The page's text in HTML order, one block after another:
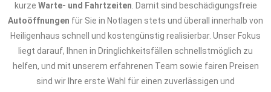
kurze Warte- und Fahrtzeiten . Damit sind beschädigungsfreie
Autoöffnungen für Sie in Notlagen stets und überall innerhalb von
Heiligenhaus schnell und kostengünstig realisierbar. Unser Fokus
liegt darauf, Ihnen in Dringlichkeitsfällen schnellstmöglich zu
helfen, und mit unserem erfahrenen Team sowie fairen Preisen
sind wir Ihre erste Wahl für einen zuverlässigen und